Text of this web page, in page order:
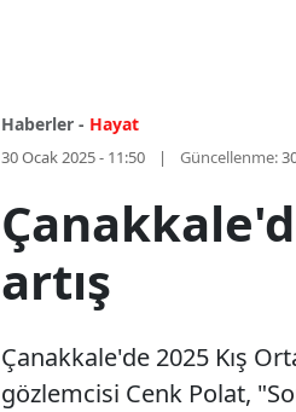
Haberler - Hayat
30 Ocak 2025 - 11:50 Güncellenme:
artış
Çanakkale'de 2025 Kış
gözlemcisi Cenk Polat,